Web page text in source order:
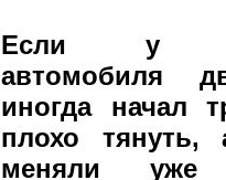
Если у
автомобиля
иногда начал
плохо тянуть,
меняли уже